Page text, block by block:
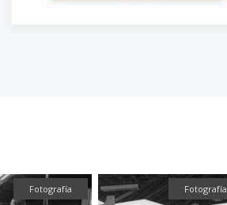
Fotografía Fotografía